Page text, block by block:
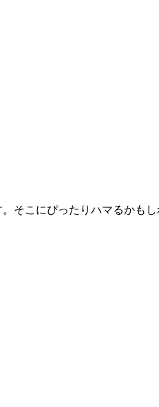
そこにぴったりハマるかも